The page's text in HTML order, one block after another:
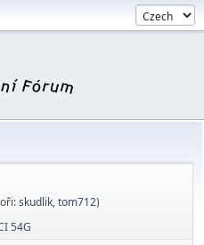
skudlik,tom712)
54G